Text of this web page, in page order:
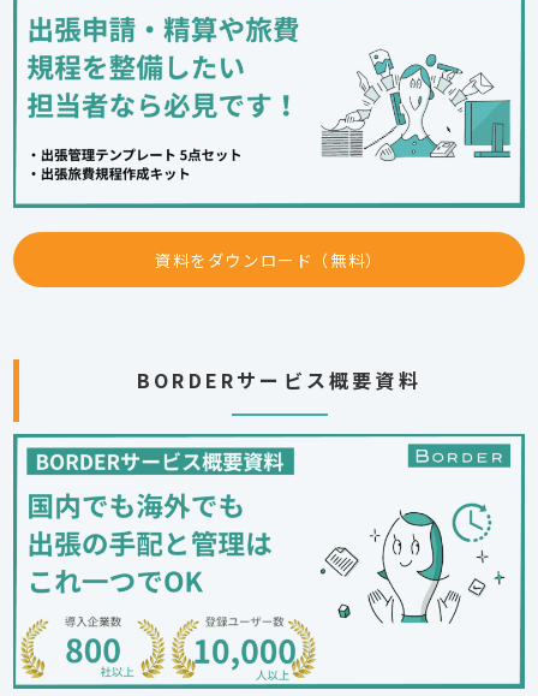
資料をダウンロード（無料）
BORDERサービス概要資料